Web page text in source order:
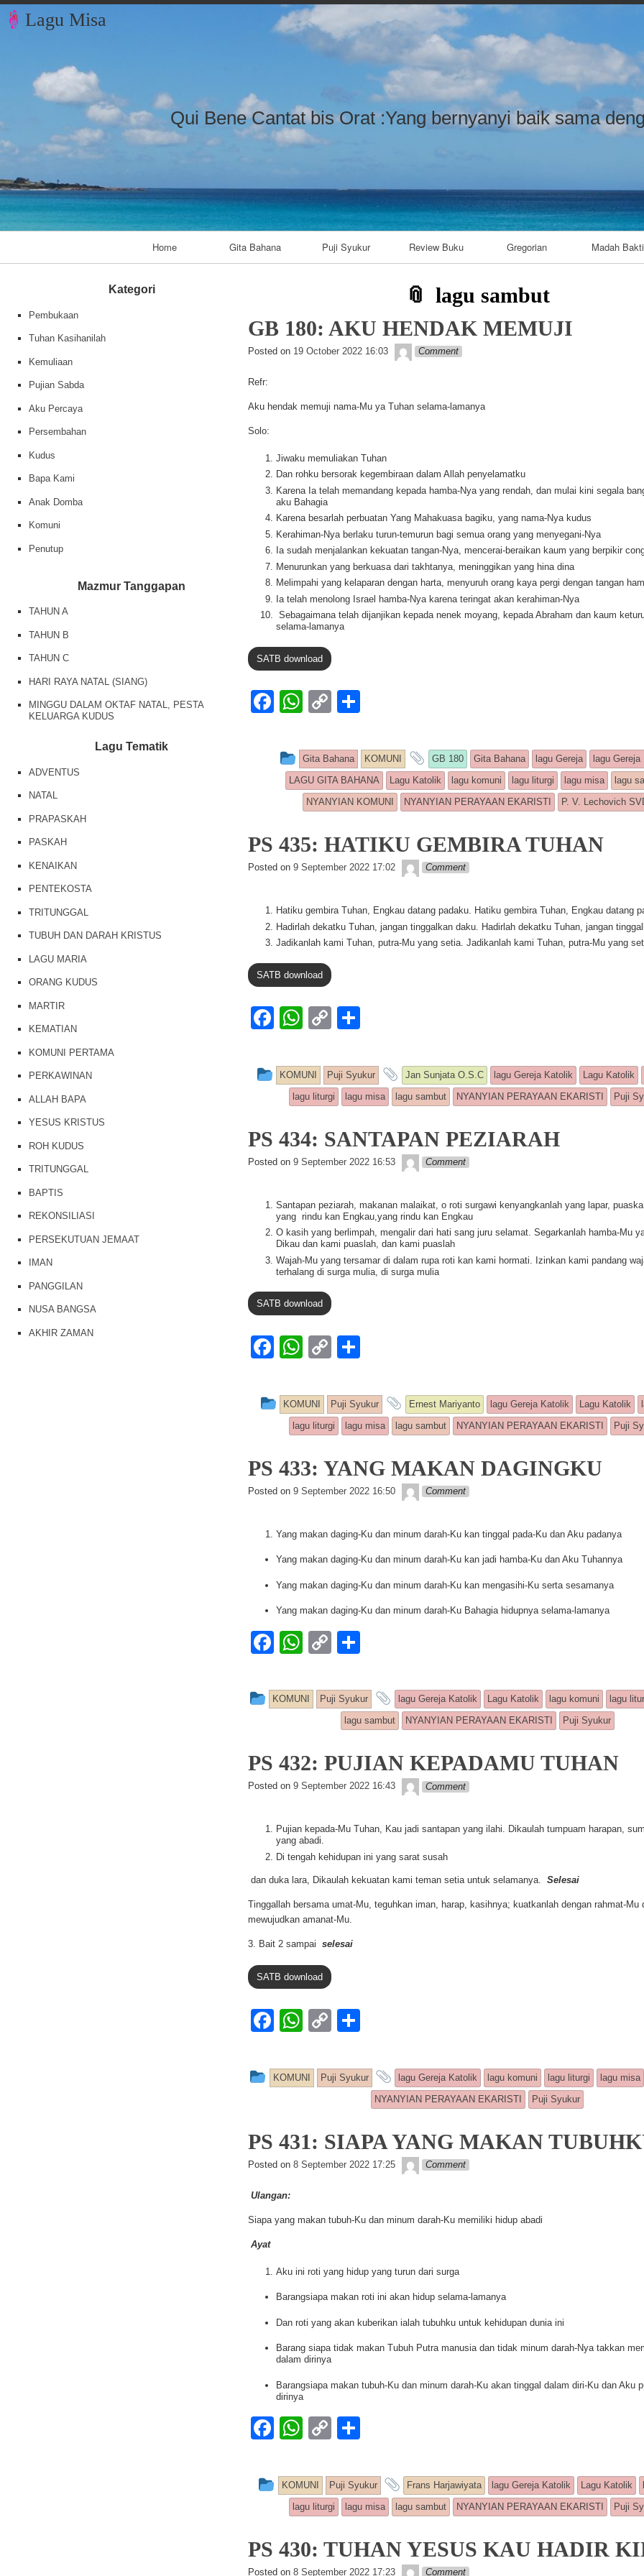
Skip to content
Skip to
Skip to
Skip to
Skip to CUSTOM_HTML-7
Skip to
Skip to CUSTOM_HTML-3
Skip to CATEGORIES-4
Skip to TAG_CLOUD-9
Lagu Misa
Qui Bene Cantat bis Orat :Yang bernyanyi baik sama
Home Gita Bahana Puji Syukur Review Buku Gregorian Madah Bakti
lagu sambut
GB 180: AKU HENDAK MEMUJI
Posted on 19 October 2022 16:03 Lapopp music
Comment
Refr:
Aku hendak memuji nama-Mu ya Tuhan selama-lamanya
Solo:
Jiwaku memuliakan Tuhan
Dan rohku bersorak kegembiraan dalam Allah penyelamatku
Karena Ia telah memandang kepada hamba-Nya yang rendah, dan mulai kini segala
aku Bahagia
Karena besarlah perbuatan Yang Mahakuasa bagiku, yang nama-Nya kudus
Kerahiman-Nya berlaku turun-temurun bagi semua orang yang menyegani-Nya
Ia sudah menjalankan kekuatan tangan-Nya, mencerai-beraikan kaum yang berpikir
Menurunkan yang berkuasa dari takhtanya, meninggikan yang hina dina
Melimpahi yang kelaparan dengan harta, menyuruh orang kaya pergi dengan tangan
Ia telah menolong Israel hamba-Nya karena teringat akan kerahiman-Nya
Sebagaimana telah dijanjikan kepada nenek moyang, kepada Abraham dan kaum
selama-lamanya
SATB download
F
c
e
b
o
k
W
at
s
A
p
p
C
p
y
Li
n
k
ar
e
This entry was posted in
Gita Bahana KOMUNI and tagged
GB 180 Gita Bahana lagu Gereja
lagu
LAGU GITA BAHANA
Lagu Katolik lagu komuni lagu liturgi lagu misa
lagu
NYANYIAN KOMUNI
NYANYIAN PERAYAAN EKARISTI P. V. Lechovich
PS 435: HATIKU GEMBIRA TUHAN
Posted on 9 September 2022 17:02 Lapopp music
Comment
Hatiku gembira Tuhan, Engkau datang padaku. Hatiku gembira Tuhan, Engkau datang
Hadirlah dekatku Tuhan, jangan tinggalkan daku. Hadirlah dekatku Tuhan, jangan
Jadikanlah kami Tuhan, putra-Mu yang setia. Jadikanlah kami Tuhan, putra-Mu yang
SATB download
F
c
e
o
o
W
at
s
A
p
p
C
p
y
Li
n
k
ar
e
This entry was posted in
KOMUNI Puji Syukur and tagged
Jan Sunjata O.S.C lagu Gereja Katolik Lagu Katolik
lagu liturgi
lagu misa lagu sambut NYANYIAN PERAYAAN EKARISTI Puji
PS 434: SANTAPAN PEZIARAH
Posted on 9 September 2022 16:53 Lapopp music
Comment
Santapan peziarah, makanan malaikat, o roti surgawi kenyangkanlah yang lapar,
yang rindu kan Engkau,yang rindu kan Engkau
O kasih yang berlimpah, mengalir dari hati sang juru selamat. Segarkanlah hamba-Mu
Dikau dan kami puaslah, dan kami puaslah
Wajah-Mu yang tersamar di dalam rupa roti kan kami hormati. Izinkan kami pandang
terhalang di surga mulia, di surga mulia
SATB download
F
c
e
o
o
W
at
s
A
p
p
C
p
y
Li
n
k
ar
e
This entry was posted in
KOMUNI Puji Syukur and tagged
Ernest Mariyanto lagu Gereja Katolik Lagu Katolik
lagu liturgi
lagu misa lagu sambut NYANYIAN PERAYAAN EKARISTI Puji
PS 433: YANG MAKAN DAGINGKU
Posted on 9 September 2022 16:50 Lapopp music
Comment
Yang makan daging-Ku dan minum darah-Ku kan tinggal pada-Ku dan Aku padanya
Yang makan daging-Ku dan minum darah-Ku kan jadi hamba-Ku dan Aku Tuhannya
Yang makan daging-Ku dan minum darah-Ku kan mengasihi-Ku serta sesamanya
Yang makan daging-Ku dan minum darah-Ku Bahagia hidupnya selama-lamanya
F
c
e
o
o
W
at
s
p
p
C
p
y
Li
n
k
ar
e
This entry was posted in
KOMUNI Puji Syukur and tagged
lagu Gereja Katolik Lagu Katolik lagu komuni lagu
lagu sambut
NYANYIAN PERAYAAN EKARISTI Puji Syukur
PS 432: PUJIAN KEPADAMU TUHAN
Posted on 9 September 2022 16:43 Lapopp music
Comment
Pujian kepada-Mu Tuhan, Kau jadi santapan yang ilahi. Dikaulah tumpuam harapan,
yang abadi.
Di tengah kehidupan ini yang sarat susah
dan duka lara, Dikaulah kekuatan kami teman setia untuk selamanya. Selesai
Tinggallah bersama umat-Mu, teguhkan iman, harap, kasihnya; kuatkanlah dengan rahmat-Mu
mewujudkan amanat-Mu.
3. Bait 2 sampai selesai
SATB download
F
c
e
o
o
W
at
s
p
p
C
p
y
n
k
ar
e
This entry was posted in
KOMUNI Puji Syukur and tagged
lagu Gereja Katolik lagu komuni lagu liturgi lagu misa
NYANYIAN PERAYAAN EKARISTI
Puji Syukur
PS 431: SIAPA YANG MAKAN
Posted on 8 September 2022 17:25 Lapopp music
Comment
Ulangan:
Siapa yang makan tubuh-Ku dan minum darah-Ku memiliki hidup abadi
Ayat
Aku ini roti yang hidup yang turun dari surga
Barangsiapa makan roti ini akan hidup selama-lamanya
Dan roti yang akan kuberikan ialah tubuhku untuk kehidupan dunia ini
Barang siapa tidak makan Tubuh Putra manusia dan tidak minum darah-Nya takkan
dalam dirinya
Barangsiapa makan tubuh-Ku dan minum darah-Ku akan tinggal dalam diri-Ku dan Aku
dirinya
F
c
e
o
o
W
at
s
A
p
p
C
p
y
Li
n
k
ar
e
This entry was posted in
KOMUNI Puji Syukur and tagged
Frans Harjawiyata lagu Gereja Katolik Lagu Katolik
lagu liturgi
lagu misa lagu sambut NYANYIAN PERAYAAN EKARISTI Puji
PS 430: TUHAN YESUS KAU HADIR
Posted on 8 September 2022 17:23 Lapopp music
Comment
Kategori
Pembukaan
Tuhan Kasihanilah
Kemuliaan
Pujian Sabda
Aku Percaya
Persembahan
Kudus
Bapa Kami
Anak Domba
Komuni
Penutup
Mazmur Tanggapan
TAHUN A
TAHUN B
TAHUN C
HARI RAYA NATAL (SIANG)
MINGGU DALAM OKTAF NATAL, PESTA
KELUARGA KUDUS
Lagu Tematik
ADVENTUS
NATAL
PRAPASKAH
PASKAH
KENAIKAN
PENTEKOSTA
TRITUNGGAL
TUBUH DAN DARAH KRISTUS
LAGU MARIA
ORANG KUDUS
MARTIR
KEMATIAN
KOMUNI PERTAMA
PERKAWINAN
ALLAH BAPA
YESUS KRISTUS
ROH KUDUS
TRITUNGGAL
BAPTIS
REKONSILIASI
PERSEKUTUAN JEMAAT
IMAN
PANGGILAN
NUSA BANGSA
AKHIR ZAMAN